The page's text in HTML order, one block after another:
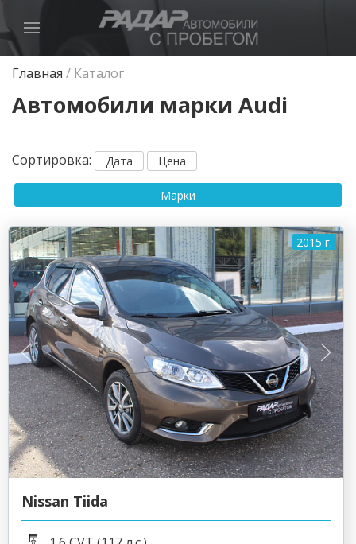
Главная / Каталог
Автомобили марки Audi
Сортировка: Дата Цена
Марки
2015 г.
Nissan Tiida